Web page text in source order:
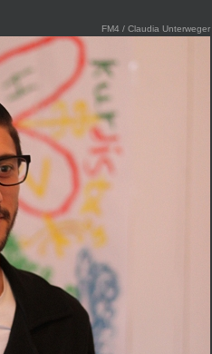
FM4 / Claudia Unterweger